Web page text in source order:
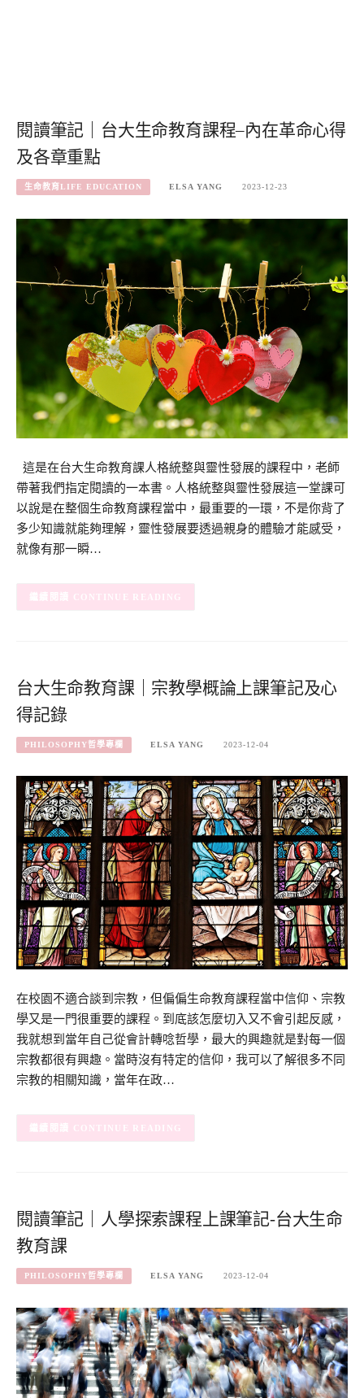
閱讀筆記｜台大生命教育課程–內在革命心得
及各章重點
生命教育LIFE EDUCATION ELSA YANG 2023-12-23
這是在台大生命教育課人格統整與靈性發展的課程中，老師
帶著我們指定閱讀的一本書。人格統整與靈性發展這一堂課可
以說是在整個生命教育課程當中，最重要的一環，不是你背了
多少知識就能夠理解，靈性發展要透過親身的體驗才能感受，
就像有那一瞬…
CONTINUE READING
台大生命教育課｜宗教學概論上課筆記及心
得記錄
PHILOSOPHY哲學專欄 ELSA YANG 2023-12-04
在校園不適合談到宗教，但偏偏生命教育課程當中信仰、宗教
學又是一門很重要的課程。到底該怎麼切入又不會引起反感，
我就想到當年自己從會計轉唸哲學，最大的興趣就是對每一個
宗教都很有興趣。當時沒有特定的信仰，我可以了解很多不同
宗教的相關知識，當年在政…
CONTINUE READING
閱讀筆記｜人學探索課程上課筆記-台大生命
教育課
PHILOSOPHY哲學專欄 ELSA YANG 2023-12-04